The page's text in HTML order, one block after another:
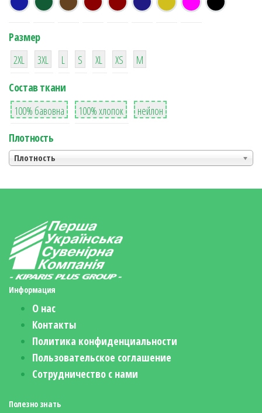
Размер
38
2XL
16
3XL
42
L
42
S
42
XL XS
М
Состав ткани
8
100% бавовна
36
100% хлопок
2
нейлон
Плотность
Плотность
Информация
О нас
Контакты
Политика конфиденциальности
Пользовательское соглашение
Сотрудничество с нами
Полезно знать